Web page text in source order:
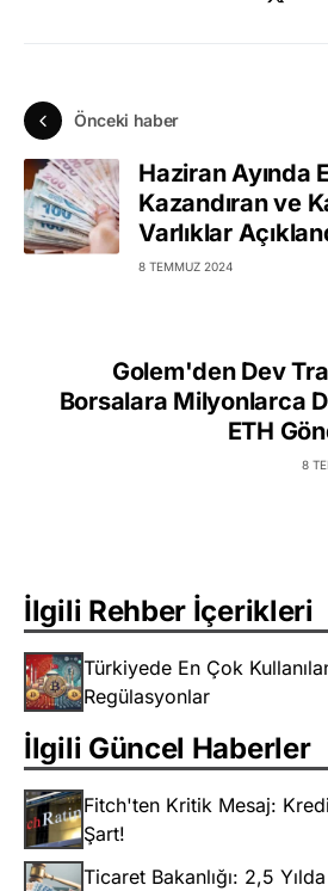
Önceki haber
Haziran Ayında
Kazandıran ve
Varlıklar
8 TEMMUZ 2024
Golem'den Dev
Borsalara Milyonlarca
ETH
8
İlgili Rehber İçerikleri
Türkiyede En Çok
Regülasyonlar
İlgili Güncel Haberler
Fitch'ten Kritik Mesaj:
Şart!
Ticaret Bakanlığı: 2,5